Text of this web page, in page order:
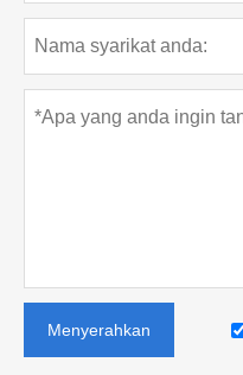
Menyerahkan